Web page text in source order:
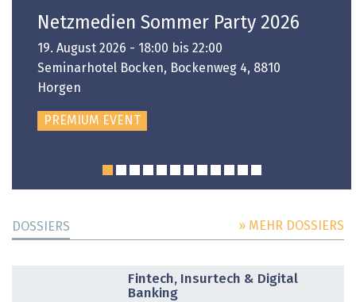
Netzmedien Sommer Party 2026
19. August 2026 - 18:00 bis 22:00
Seminarhotel Bocken, Bockenweg 4, 8810
Horgen
PREMIUM EVENT
DOSSIERS » MEHR DOSSIERS
Fintech, Insurtech & Digital
Banking